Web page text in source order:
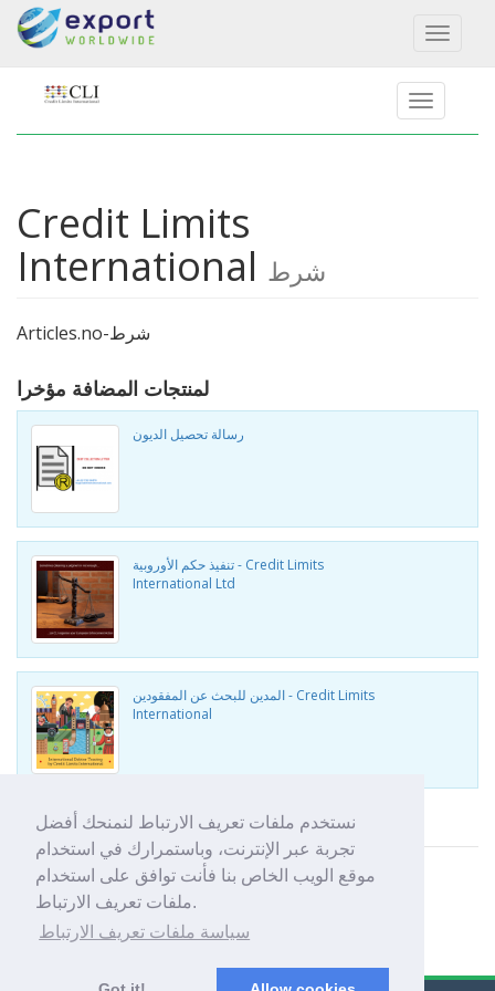
نستخدم ملفات تعريف الارتباط لنمنحك أفضل
تجربة عبر الإنترنت، وباستمرارك في استخدام
موقع الويب الخاص بنا فأنت توافق على استخدام
ملفات تعريف الارتباط.
سياسة ملفات تعريف الارتباط
Toggle
Credit Limits
International شرط
Articles.no-شرط
لمنتجات المضافة مؤخرا
رسالة تحصيل الديون
تنفيذ حكم الأوروبية - Credit Limits
International Ltd
المدين للبحث عن المفقودين - Credit Limits
International
عرض منتجات أخرى من Credit Limits International